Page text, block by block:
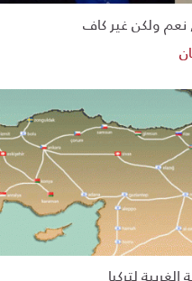
نعم ولكن غير كاف
الغربية لتركيا